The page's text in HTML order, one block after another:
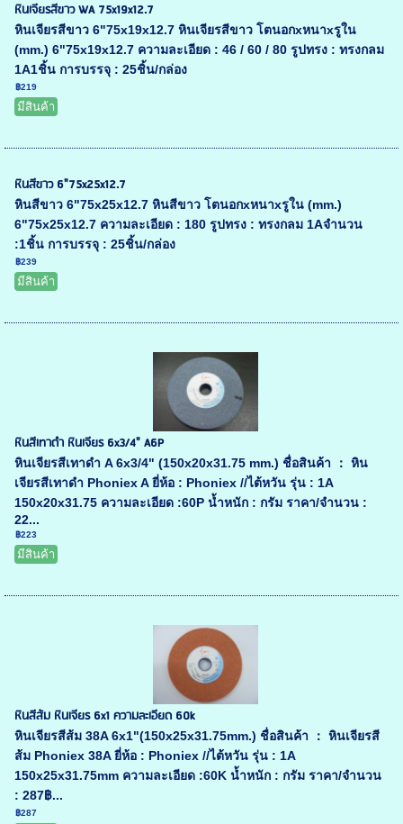
หินเจียรสีขาว WA 75x19x12.7
หินเจียรสีขาว 6"75x19x12.7 หินเจียรสีขาว โตนอกxหนาxรูใน
(mm.) 6"75x19x12.7 ความละเอียด : 46 / 60 / 80 รูปทรง : ทรงกลม
1A1ชิ้น การบรรจุ : 25ชิ้น/กล่อง
฿219
มีสินค้า
หินสีขาว 6"75x25x12.7
หินสีขาว 6"75x25x12.7 หินสีขาว โตนอกxหนาxรูใน (mm.)
6"75x25x12.7 ความละเอียด : 180 รูปทรง : ทรงกลม 1Aจำนวน
:1ชิ้น การบรรจุ : 25ชิ้น/กล่อง
฿239
มีสินค้า
หินสีเทาดำ หินเจียร 6x3/4" A6P
หินเจียรสีเทาดำ A 6x3/4" (150x20x31.75 mm.) ชื่อสินค้า ： หิน
เจียรสีเทาดำ Phoniex A ยี่ห้อ : Phoniex //ไต้หวัน รุ่น : 1A
150x20x31.75 ความละเอียด :60P น้ำหนัก : กรัม ราคา/จำนวน :
22...
฿223
มีสินค้า
หินสีส้ม หินเจียร 6x1 ความละเอียด 60k
หินเจียรสีส้ม 38A 6x1"(150x25x31.75mm.) ชื่อสินค้า ： หินเจียรสี
ส้ม Phoniex 38A ยี่ห้อ : Phoniex //ไต้หวัน รุ่น : 1A
150x25x31.75mm ความละเอียด :60K น้ำหนัก : กรัม ราคา/จำนวน
: 287฿...
฿287